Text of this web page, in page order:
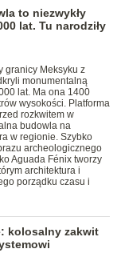
to niezwykły
lat. Tu narodziły
granicy Meksyku z
monumentalną
lat. Ma ona 1400
wysokości. Platforma
rozkwitem w
budowla na
w regionie. Szybko
archeologicznego
Aguada Fénix tworzy
architektura i
porządku czasu i
kolosalny zakwit